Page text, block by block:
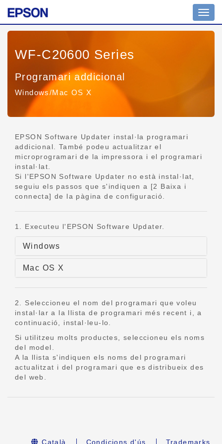
la
WF-C20600 Series
Programari addicional
Windows/Mac OS X
EPSON Software Updater instal·la programari
addicional. També podeu actualitzar el
microprogramari de la impressora i el programari
instal·lat.
Si l'EPSON Software Updater no està instal·lat,
seguiu els passos que s'indiquen a [2 Baixa i
connecta] de la pàgina de configuració.
1. Executeu l'EPSON Software Updater.
Windows
Mac OS X
2. Seleccioneu el nom del programari que voleu
instal·lar a la llista de programari més recent i, a
continuació, instal·leu-lo.
Si utilitzeu molts productes, seleccioneu els noms
del model.
A la llista s'indiquen els noms del programari
actualitzat i del programari que es distribueix des
del web.
Català Condicions d'ús Trademarks